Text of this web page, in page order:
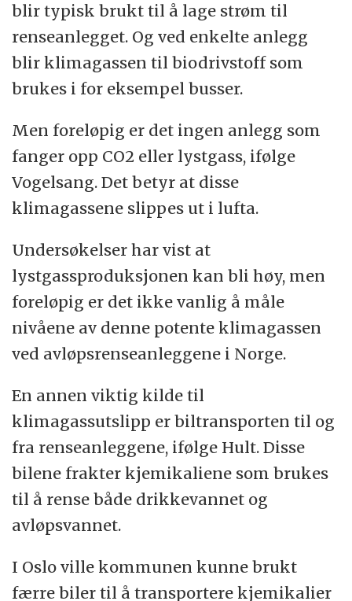
blir typisk brukt til å lage strøm til
renseanlegget. Og ved enkelte anlegg
blir klimagassen til biodrivstoff som
brukes i for eksempel busser.
Men foreløpig er det ingen anlegg som
fanger opp CO2 eller lystgass, ifølge
Vogelsang. Det betyr at disse
klimagassene slippes ut i lufta.
Undersøkelser har vist at
lystgassproduksjonen kan bli høy, men
foreløpig er det ikke vanlig å måle
nivåene av denne potente klimagassen
ved avløpsrenseanleggene i Norge.
En annen viktig kilde til
klimagassutslipp er biltransporten til og
fra renseanleggene, ifølge Hult. Disse
bilene frakter kjemikaliene som brukes
til å rense både drikkevannet og
avløpsvannet.
I Oslo ville kommunen kunne brukt
færre biler til å transportere kjemikalier